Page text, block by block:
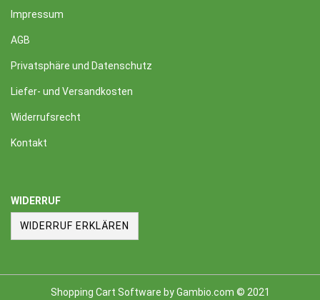
Impressum
AGB
Privatsphäre und Datenschutz
Liefer- und Versandkosten
Widerrufsrecht
Kontakt
WIDERRUF
WIDERRUF ERKLÄREN
Shopping Cart Software by Gambio.com © 2021